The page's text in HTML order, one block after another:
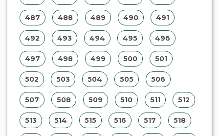
487 488 489 490 491
492 493 494 495 496
497 498 499 500 501
502 503 504 505 506
507 508 509 510 511 512
513 514 515 516 517 518